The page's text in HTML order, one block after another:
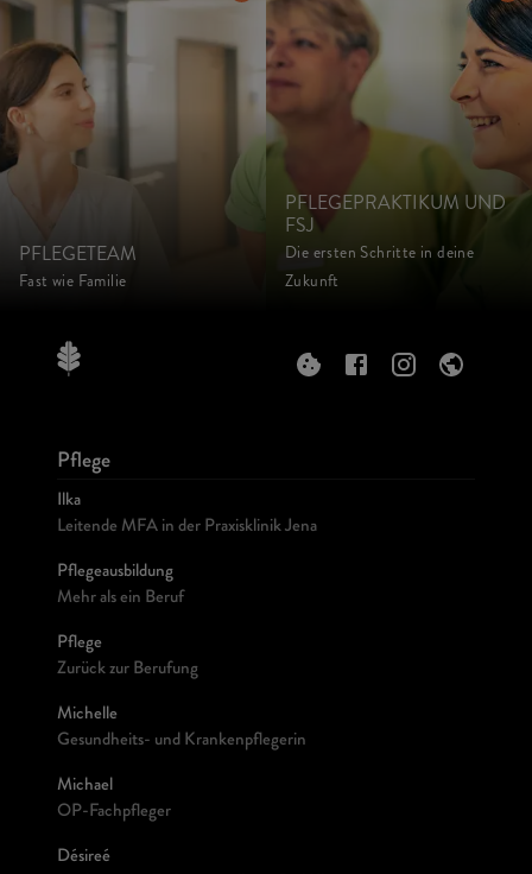
PFLEGETEAM
Fast wie Familie
PFLEGEPRAKTIKUM UND
FSJ
Die ersten Schritte in deine
Zukunft
Pflege
Ilka
Leitende MFA in der Praxisklinik Jena
Pflegeausbildung
Mehr als ein Beruf
Pflege
Zurück zur Berufung
Michelle
Gesundheits- und Krankenpflegerin
Michael
OP-Fachpfleger
Désireé